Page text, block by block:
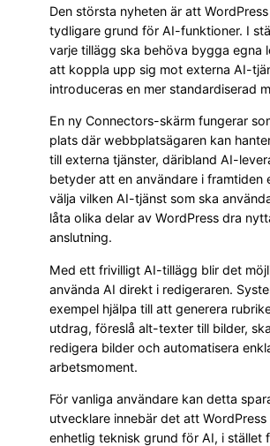
Den största nyheten är att
tydligare grund för AI-funktioner. I
varje tillägg ska behöva bygga egna
att koppla upp sig mot externa AI-
introduceras en mer standardiserad
En ny Connectors-skärm fungerar
plats där webbplatsägaren kan
till externa tjänster, däribland AI-
betyder att en användare i framtiden
välja vilken AI-tjänst som ska
låta olika delar av WordPress dra
anslutning.
Med ett frivilligt AI-tillägg blir det
använda AI direkt i redigeraren.
exempel hjälpa till att generera
utdrag, föreslå alt-texter till bilder,
redigera bilder och automatisera
arbetsmoment.
För vanliga användare kan detta
utvecklare innebär det att WordPress
enhetlig teknisk grund för AI, i stället